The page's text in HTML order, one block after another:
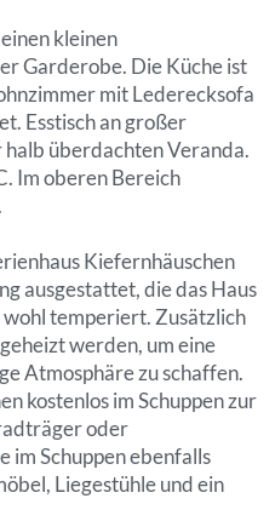
kleinen
Garderobe. Die Küche ist
mit Lederecksofa
Esstisch an großer
überdachten Veranda.
Im oberen Bereich
Kiefernhäuschen
ausgestattet, die das Haus
temperiert. Zusätzlich
werden, um eine
Atmosphäre zu schaffen.
kostenlos im Schuppen zur
oder
im Schuppen ebenfalls
Liegestühle und ein